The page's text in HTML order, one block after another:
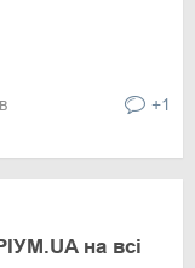
+1
на всі